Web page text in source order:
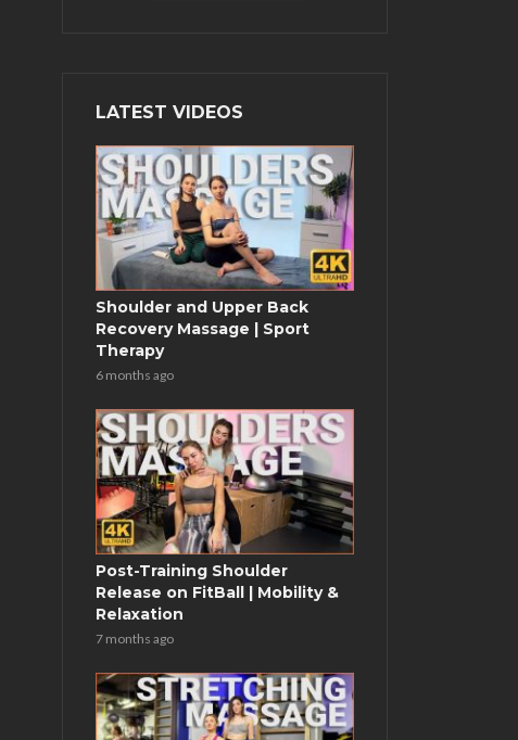
LATEST VIDEOS
Shoulder and Upper Back
Recovery Massage | Sport
Therapy
6 months ago
Post-Training Shoulder
Release on FitBall | Mobility &
Relaxation
7 months ago